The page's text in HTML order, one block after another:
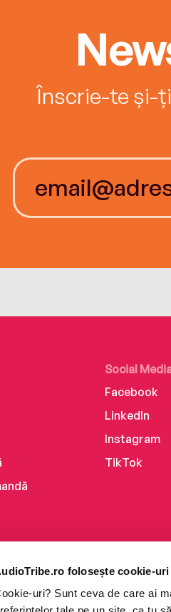
folosește cookie-uri
uri? Sunt ceva de care ai
Înscrie-te și-
Social
Facebook
LinkedIn
Instagram
TikTok